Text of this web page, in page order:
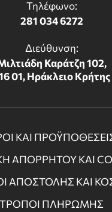
Τηλέφωνο:
281 034 6272
Διεύθυνση:
Καράτζη 102,
01, Ηράκλειο Κρήτης
ΚΑΙ
ΑΠΟΡΡΗΤΟΥ ΚΑΙ
ΑΠΟΣΤΟΛΗΣ ΚΑΙ
ΤΡΟΠΟΙ ΠΛΗΡΩΜΗΣ